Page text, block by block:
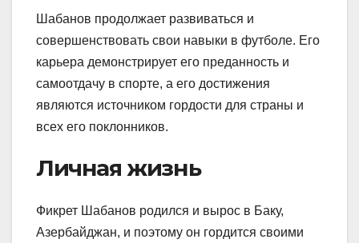
Шабанов продолжает развиваться и
совершенствовать свои навыки в футболе. Его
карьера демонстрирует его преданность и
самоотдачу в спорте, а его достижения
являются источником гордости для страны и
всех его поклонников.
Личная жизнь
Фикрет Шабанов родился и вырос в Баку,
Азербайджан, и поэтому он гордится своими